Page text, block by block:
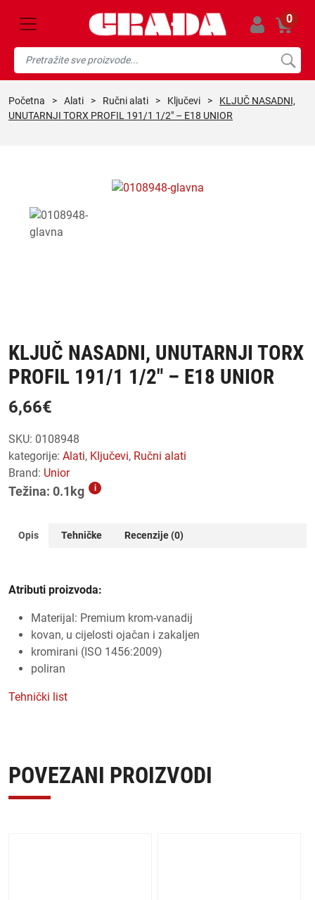
0
početna > alati > ručni alati > ključevi >
KLJUČ NASADNI,
UNUTARNJI TORX PROFIL 191/1 1/2″ – E18 UNIOR
KLJUČ NASADNI, UNUTARNJI TORX
PROFIL 191/1 1/2″ – E18 UNIOR
6,66€
SKU: 0108948
kategorije:
alati, ključevi,
ručni alati
Brand: Unior
Težina: 0.1kg i
Opis Tehničke Recenzije (0)
Atributi proizvoda:
Materijal: Premium krom-vanadij
kovan, u cijelosti ojačan i zakaljen
kromirani (ISO 1456:2009)
poliran
Tehnički list
POVEZANI PROIZVODI